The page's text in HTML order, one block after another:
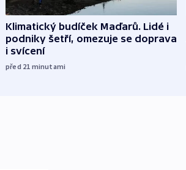
Klimatický budíček Maďarů. Lidé i
podniky šetří, omezuje se doprava
i svícení
před 21 minutami